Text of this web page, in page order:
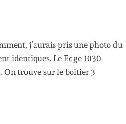
j’aurais pris une photo du
identiques. Le Edge 1030
On trouve sur le boitier 3